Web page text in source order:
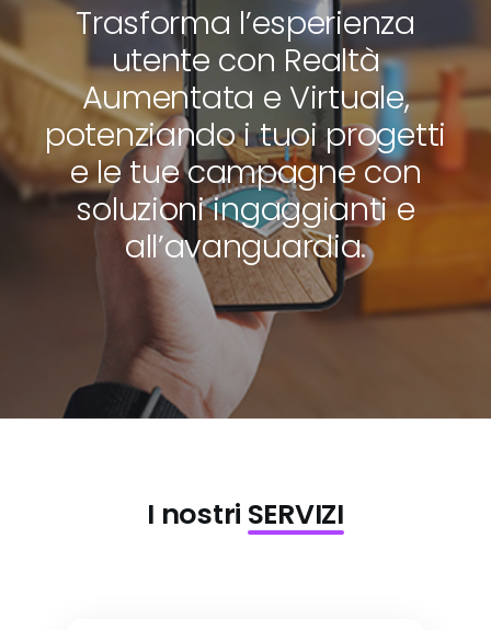
Trasforma l’esperienza
utente con Realtà
Aumentata e Virtuale,
potenziando i tuoi progetti
e le tue campagne con
soluzioni ingaggianti e
all’avanguardia.
I nostri SERVIZI